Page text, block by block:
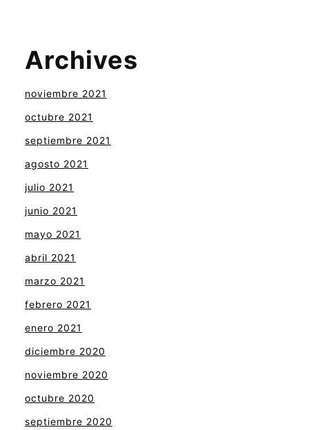
Archives
noviembre 2021
octubre 2021
septiembre 2021
agosto 2021
julio 2021
junio 2021
mayo 2021
abril 2021
marzo 2021
febrero 2021
enero 2021
diciembre 2020
noviembre 2020
octubre 2020
septiembre 2020